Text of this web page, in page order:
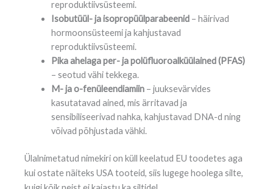
reproduktiivsüsteemi.
Isobutüül- ja isopropüülparabeenid– häirivad
hormoonsüsteemi ja kahjustavad
reproduktiivsüsteemi.
Pika ahelaga per- ja polüfluoroalküülained (PFAS)
– seotud vähi tekkega.
M- ja o-fenüleendiamiin– juuksevärvides
kasutatavad ained, mis ärritavad ja
sensibiliseerivad nahka, kahjustavad DNA-d ning
võivad põhjustada vähki.
Ülalnimetatud nimekiri on küll keelatud EU toodetes aga
kui ostate näiteks USA tooteid, siis lugege hoolega silte,